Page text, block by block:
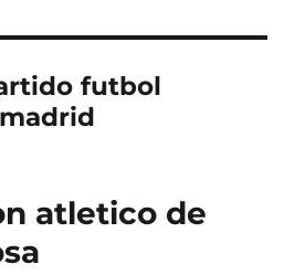
futbol
atletico de